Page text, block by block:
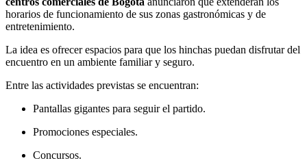
horarios de funcionamiento de sus zonas gastronómicas y de
entretenimiento.
La idea es ofrecer espacios para que los hinchas puedan disfrutar del
encuentro en un ambiente familiar y seguro.
Entre las actividades previstas se encuentran:
Pantallas gigantes para seguir el partido.
Promociones especiales.
Concursos.